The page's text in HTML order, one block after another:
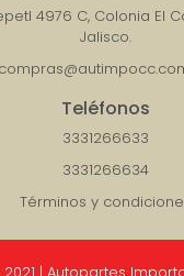
4976 C, Colonia El
Jalisco.
Teléfonos
3331266633
3331266634
Términos y
2021 | Autopartes